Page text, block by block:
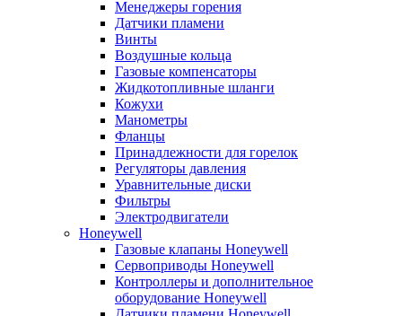
Менеджеры горения
Датчики пламени
Винты
Воздушные кольца
Газовые компенсаторы
Жидкотопливные шланги
Кожухи
Манометры
Фланцы
Принадлежности для горелок
Регуляторы давления
Уравнительные диски
Фильтры
Электродвигатели
Honeywell
Газовые клапаны Honeywell
Сервоприводы Honeywell
Контроллеры и дополнительное
оборудование Honeywell